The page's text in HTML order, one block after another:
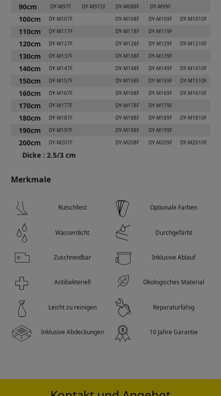
90cm DY-M97F DY-M972F DY-M088F DY-M99F
100cm DY-M107F DY-M108F DY-M109F DY-M1010F
110cm DY-M117F DY-M118F DY-M119F
120cm DY-M127F DY-M128F DY-M129F DY-M1210F
130cm DY-M137F DY-M138F DY-M139F
140cm DY-M147F DY-M148F DY-M149F DY-M1410F
150cm DY-M157F DY-M158F DY-M159F DY-M1510F
160cm DY-M167F DY-M168F DY-M169F DY-M1610F
170cm DY-M177F DY-M178F DY-M179F
180cm DY-M187F DY-M188F DY-M189F DY-M1810F
190cm DY-M197F DY-M198F DY-M199F
200cm DY-M207F DY-M208F DY-M209F DY-M2010F
Dicke: 2.5/3 cm
Merkmale
Rutschfest Optionale Farben
Wasserdicht Durchgefärbt
Zuschneidbar Inklusive Ablauf
Antibakteriell Ökologisches Material
Leicht zu reinigen Reparaturfähig
Inklusive Abdeckungen 10 Jahre Garantie
Strenge Inspektion durch die
beispielsweise als 1700 mm große Duschwanne: